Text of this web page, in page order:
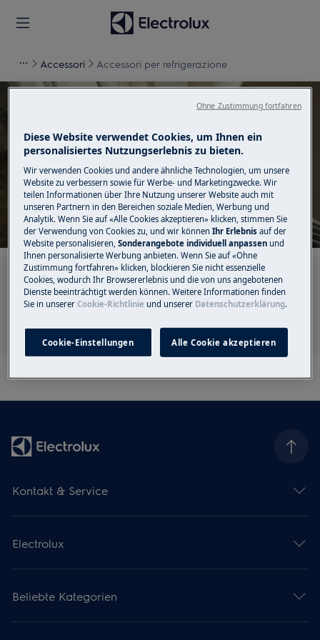
Accessori Accessori per refrigerazione
Unterstützung für
Accessori per
refrigerazione
Suchen Sie in unseren Support-Artikeln
Kontakt & Service
Electrolux
Beliebte Kategorien
Diese Website verwendet Cookies, um Ihnen ein
personalisiertes Nutzungserlebnis zu bieten.
Wir verwenden Cookies und andere ähnliche Technologien, um unsere
Website zu verbessern sowie für Werbe- und Marketingzwecke. Wir
teilen Informationen über Ihre Nutzung unserer Website auch mit
unseren Partnern in den Bereichen soziale Medien, Werbung und
Analytik. Wenn Sie auf «Alle Cookies akzeptieren» klicken, stimmen Sie
der Verwendung von Cookies zu, und wir könnenIhr Erlebnisauf der
Website personalisieren,Sonderangebote individuell anpassen und
Ihnen personalisierte Werbung anbieten. Wenn Sie auf «Ohne
Zustimmung fortfahren» klicken, blockieren Sie nicht essenzielle
Cookies, wodurch Ihr Browsererlebnis und die von uns angebotenen
Dienste beeinträchtigt werden können. Weitere Informationen finden
Sie in unsererCookie-Richtlinie und unserer Datenschutzerklärung.
Cookie-Einstellungen Alle Cookie akzeptieren
Ohne Zustimmung fortfahren